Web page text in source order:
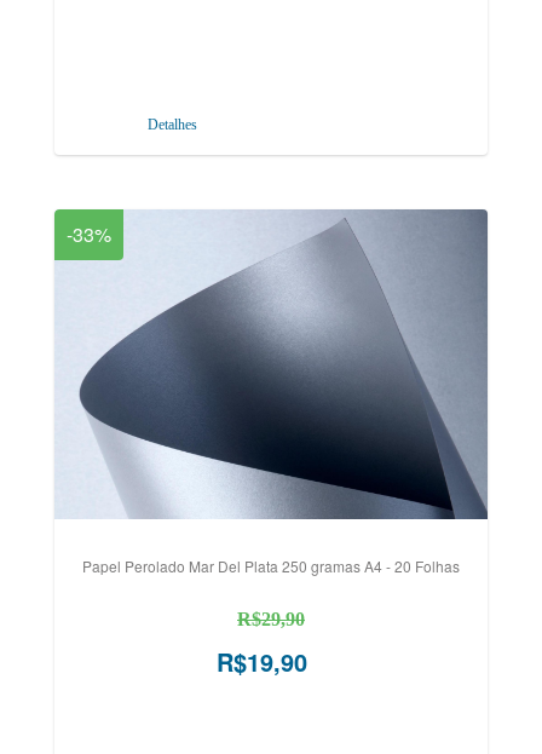
Detalhes
-33%
Papel Perolado Mar Del Plata 250 gramas A4 - 20 Folhas
R$29,90
R$19,90